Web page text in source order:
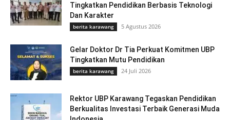
Tingkatkan Pendidikan Berbasis Teknologi
Dan Karakter
berita karawang 5 Agustus 2026
Gelar Doktor Dr Tia Perkuat Komitmen UBP
Tingkatkan Mutu Pendidikan
berita karawang 24 Juli 2026
Rektor UBP Karawang Tegaskan Pendidikan
Berkualitas Investasi Terbaik Generasi Muda